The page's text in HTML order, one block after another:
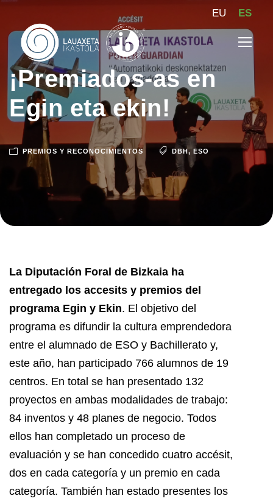
EU ES
¡Premiados-as en
Egin eta ekin!
PREMIOS Y RECONOCIMIENTOS DBH, ESO
La Diputación Foral de Bizkaia ha
entregado los accesits y premios del
programa Egin y Ekin. El objetivo del
programa es difundir la cultura emprendedora
entre el alumnado de ESO y Bachillerato y,
este año, han participado 766 alumnos de 19
centros. En total se han presentado 132
proyectos en ambas modalidades de trabajo:
84 inventos y 48 planes de negocio. Todos
ellos han completado un proceso de
evaluación y se han concedido cuatro accésit,
dos en cada categoría y un premio en cada
categoría. También han estado presentes los